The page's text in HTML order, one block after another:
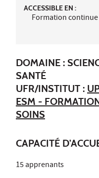
ACCESSIBLE EN :
Formation continue
DOMAINE :
SANTÉ
UFR/INSTITUT :
ESM -
SOINS
CAPACITÉ
15 apprenants